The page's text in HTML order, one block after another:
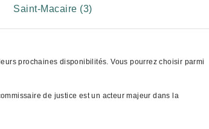
Saint-Macaire (3)
prochaines disponibilités. Vous pourrez choisir parmi
de justice est un acteur majeur dans la